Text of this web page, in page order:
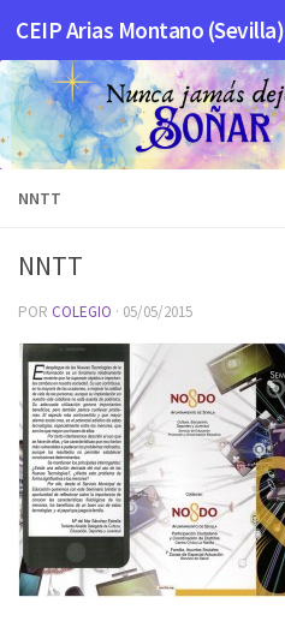
Saltar al contenido
CEIP Arias Montano (Sevilla)
NNTT
NNTT
POR COLEGIO · 05/05/2015